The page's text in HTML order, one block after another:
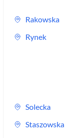
Rakowska
Rynek
Solecka
Staszowska